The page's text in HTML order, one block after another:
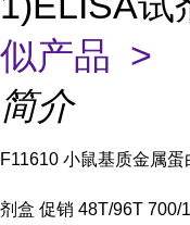
似产品 >
简介
F11610 小鼠基质金属
剂盒 促销 48T/96T 700/